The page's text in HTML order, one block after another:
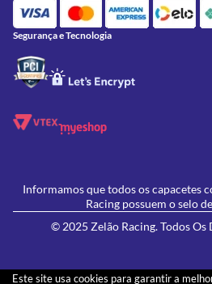
Este site usa cookies para garantir a
Feminino
Lançamentos
Política de Privacidade
Política de Campanhas e promoções
Oficina/Serviços
Segurança e Tecnologia
Informamos que todos os capacetes
Racing possuem o selo
© 2025 Zelão Racing. Todos Os